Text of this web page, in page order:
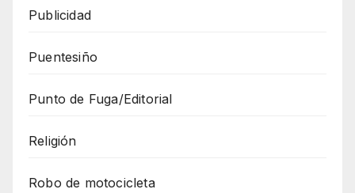
Publicidad
Puentesiño
Punto de Fuga/Editorial
Religión
Robo de motocicleta